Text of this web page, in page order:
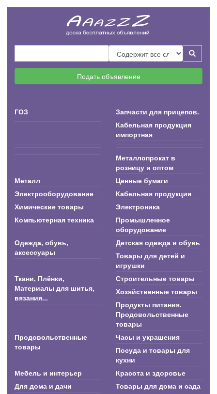
Подать объявление
ГОЗ
Запчасти для прицепов.
Кабельная продукция
импортная
Металлопрокат в
розницу и оптом
Металл
Ценные бумаги
Электрооборудование
Кабельная продукция
Химические товары
Электроника
Компьютерная техника
Промышленное
оборудование
Одежда, обувь,
аксессуары
Детская одежда и обувь
Товары для детей и
игрушки
Ткани, Плёнки,
Материалы для шитья,
вязания...
Строительные товары
Хозяйственные товары
Продукты питания.
Продовольственные
товары
Продовольственные
товары
Часы и украшения
Посуда и товары для
кухни
Мебель и интерьер
Красота и здоровье
Для дома и дачи
Товары для дома и сада